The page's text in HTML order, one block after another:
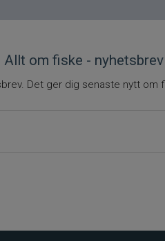
Allt om fiske - nyhetsbrev
Det ger dig senaste nytt om